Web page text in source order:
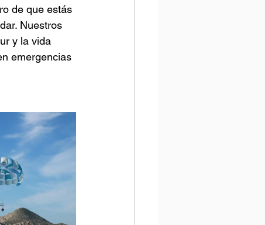
de que estás
Nuestros
y la vida
emergencias